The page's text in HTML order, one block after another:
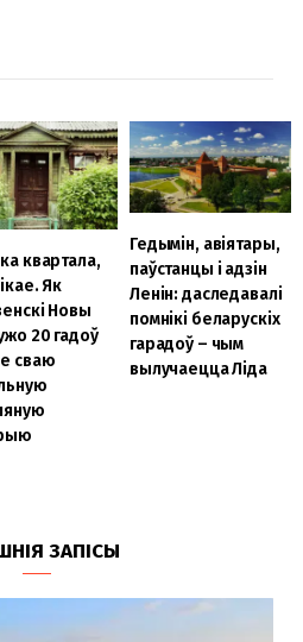
квартала,
Як
Новы
20 гадоў
сваю
Гедымін, авіятары,
паўстанцы і адзін
Ленін: даследавалі
помнікі беларускіх
гарадоў – чым
вылучаецца Ліда
ЗАПІСЫ